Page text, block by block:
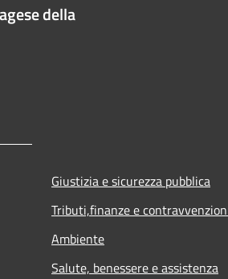
della
Giustizia e sicurezza pubblica
Tributi,finanze e
Ambiente
Salute, benessere e assistenza